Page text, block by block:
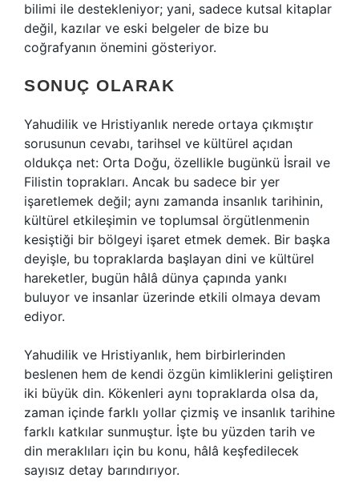
bilimi ile destekleniyor; yani, sadece kutsal kitaplar
değil, kazılar ve eski belgeler de bize bu
coğrafyanın önemini gösteriyor.
SONUÇ OLARAK
Yahudilik ve Hristiyanlık nerede ortaya çıkmıştır
sorusunun cevabı, tarihsel ve kültürel açıdan
oldukça net: Orta Doğu, özellikle bugünkü İsrail ve
Filistin toprakları. Ancak bu sadece bir yer
işaretlemek değil; aynı zamanda insanlık tarihinin,
kültürel etkileşimin ve toplumsal örgütlenmenin
kesiştiği bir bölgeyi işaret etmek demek. Bir başka
deyişle, bu topraklarda başlayan dini ve kültürel
hareketler, bugün hâlâ dünya çapında yankı
buluyor ve insanlar üzerinde etkili olmaya devam
ediyor.
Yahudilik ve Hristiyanlık, hem birbirlerinden
beslenen hem de kendi özgün kimliklerini geliştiren
iki büyük din. Kökenleri aynı topraklarda olsa da,
zaman içinde farklı yollar çizmiş ve insanlık tarihine
farklı katkılar sunmuştur. İşte bu yüzden tarih ve
din meraklıları için bu konu, hâlâ keşfedilecek
sayısız detay barındırıyor.